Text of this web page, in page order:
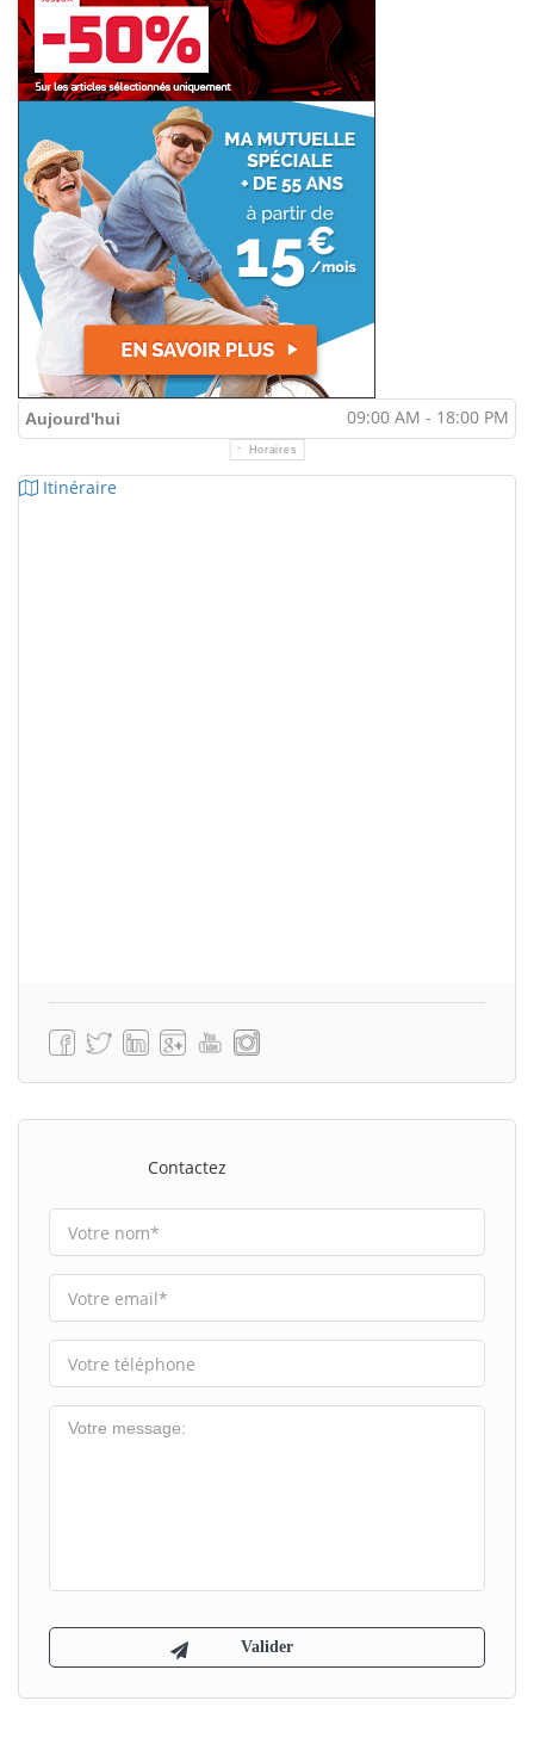
Aujourd'hui 09:00 AM - 18:00 PM
Horaires
Itinéraire
Contactez